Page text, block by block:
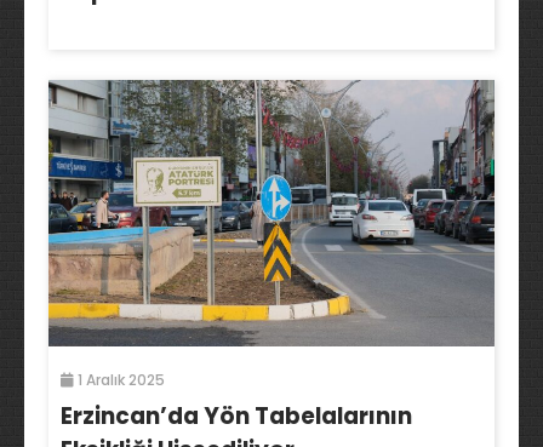
1 Aralık 2025
Erzincan’da Yön Tabelalarının